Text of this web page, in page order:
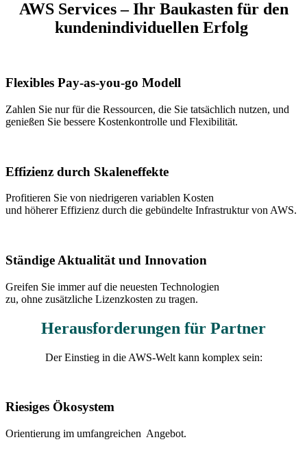
AWS Services –Ihr Baukasten für den
kundenindividuellen Erfolg
Flexibles Pay-as-you-go Modell
Zahlen Sie nurfür die Ressourcen, die Sie tatsächlich nutzen, und
genießen Sie bessere Kostenkontrolle und Flexibilität.
Effizienz durch Skaleneffekte
Profitieren Sie von niedrigeren variablen Kosten
und höherer Effizienz durch die gebündelte Infrastrukturvon AWS.
Ständige Aktualität und Innovation
Greifen Sie immer auf die neuesten Technologien
zu, ohne zusätzliche Lizenzkosten zu tragen.
Herausforderungen für Partner
Der Einstieg in die AWS-Welt kann komplex sein:
Riesiges Ökosystem
Orientierung im umfangreichen Angebot.